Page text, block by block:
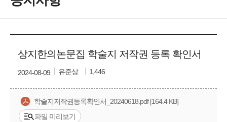
상지한의논문집 학술지 저작권 등록 확인서
유준상 1,446
2024-08-09
학술지저작권등록확인서_20240618.pdf [164.4 KB]
파일 미리보기